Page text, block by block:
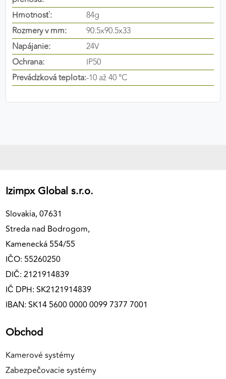
Hmotnosť:
84g
Rozmery v mm:
90.5x90.5x33
Napájanie:
24V
Ochrana:
IP50
Prevádzková teplota:-10 až 40 °C
Izimpx Global s.r.o.
Slovakia, 07631
Streda nad Bodrogom,
Kamenecká 554/55
IČO: 55260250
DIČ: 2121914839
IČ DPH: SK2121914839
IBAN: SK14 5600 0000 0099 7377 7001
Obchod
Kamerové systémy
Zabezpečovacie systémy
výkon a funkčnosť našich stránok.
Google Analytics
Poskytovateľ: Google